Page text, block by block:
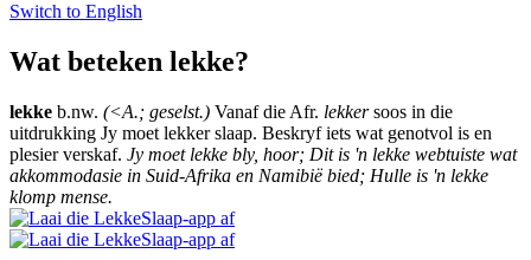
Switch to English
Wat beteken lekke?
lekke b.nw. (<A.; geselst.) Vanaf die Afr. lekkersoos in die
uitdrukking Jy moet lekker slaap. Beskryf iets wat genotvol is en
plesier verskaf. Jy moet lekke bly, hoor; Dit is 'n lekke webtuiste wat
akkommodasie in Suid-Afrika en Namibië bied; Hulle is 'n lekke
klomp mense.